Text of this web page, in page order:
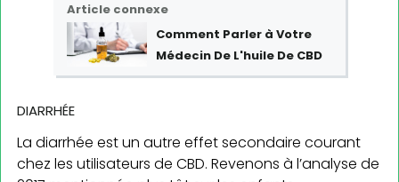
Article connexe
Comment Parler à Votre
Médecin De L'huile De CBD
DIARRHÉE
La diarrhée est un autre effet secondaire courant
chez les utilisateurs de CBD. Revenons à l’analyse de